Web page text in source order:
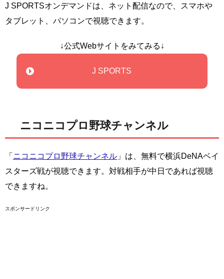
J SPORTSオンデマンドは、ネット配信なので、スマホや
タブレット、パソコンで視聴できます。
↓公式Webサイトをみてみる↓
J SPORTS
ニコニコプロ野球チャンネル
「 ニコニコプロ野球チャンネル 」は、無料で横浜DeNAベイ
スターズ戦が視聴できます。対戦相手が中日であれば視聴
できますね。
スポンサードリンク